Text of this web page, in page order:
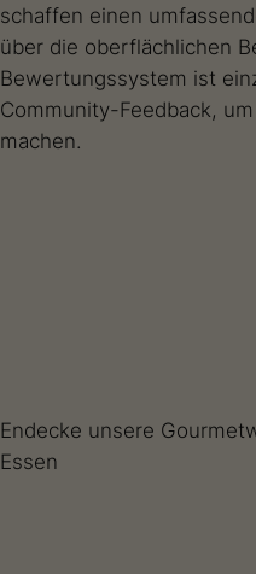
schaffen einen
über die oberflächlichen
Bewertungssystem ist
Community-Feedback,
machen.
Endecke unsere
Essen